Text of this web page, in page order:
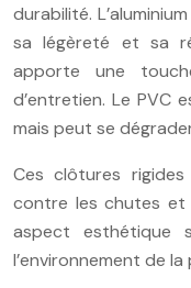
durabilité.
sa légèreté et sa
apporte une
d’entretien. Le PVC
mais peut se
Ces clôtures
contre les chutes et
aspect esthétique
l’environnement de la